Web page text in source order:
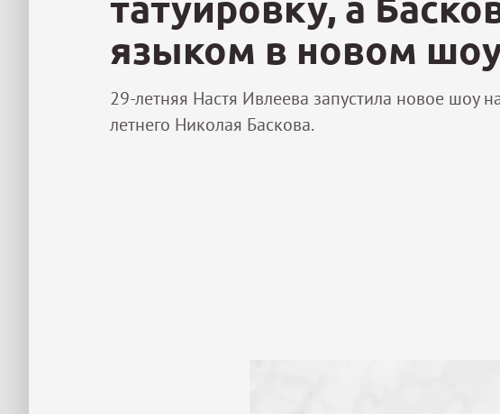
языком в новом
29-летняя Настя Ивлеева запустила новое шоу
летнего Николая Баскова.